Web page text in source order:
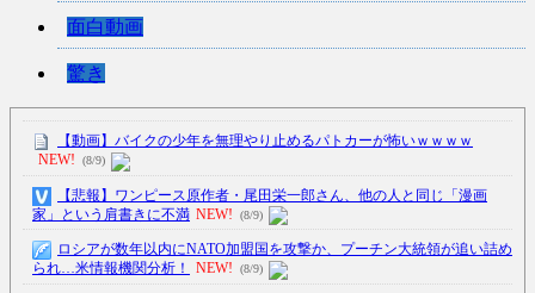
面白動画
驚き
【動画】バイクの少年を無理やり止めるパトカーが怖いｗｗｗｗ
NEW!
(8/9)
【悲報】ワンピース原作者・尾田栄一郎さん、他の人と同じ「漫画
家」という肩書きに不満 NEW! (8/9)
ロシアが数年以内にNATO加盟国を攻撃か、プーチン大統領が追い詰め
られ…米情報機関分析！
NEW! (8/9)